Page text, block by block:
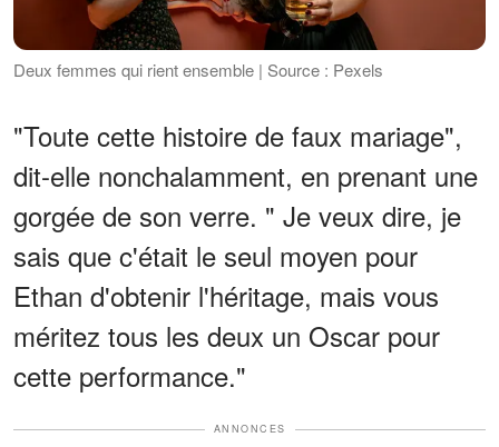
Deux femmes qui rient ensemble | Source : Pexels
"Toute cette histoire de faux mariage",
dit-elle nonchalamment, en prenant une
gorgée de son verre. " Je veux dire, je
sais que c'était le seul moyen pour
Ethan d'obtenir l'héritage, mais vous
méritez tous les deux un Oscar pour
cette performance."
ANNONCES